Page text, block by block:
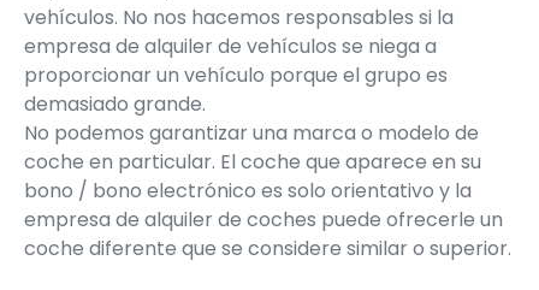
vehículos. No nos hacemos responsables si la
empresa de alquiler de vehículos se niega a
proporcionar un vehículo porque el grupo es
demasiado grande.
No podemos garantizar una marca o modelo de
coche en particular. El coche que aparece en su
bono / bono electrónico es solo orientativo y la
empresa de alquiler de coches puede ofrecerle un
coche diferente que se considere similar o superior.